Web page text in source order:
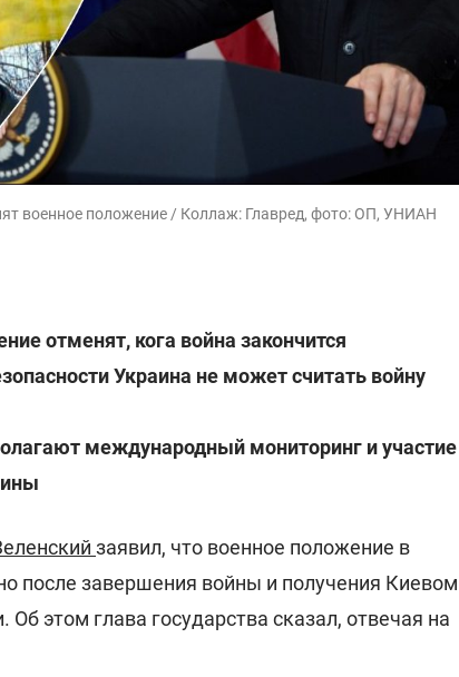
военное положение / Коллаж: Главред, фото: ОП, УНИАН
отменят, кога война закончится
Украина не может считать войну
международный мониторинг и участие
заявил, что военное положение в
после завершения войны и получения Киевом
Об этом глава государства сказал, отвечая на